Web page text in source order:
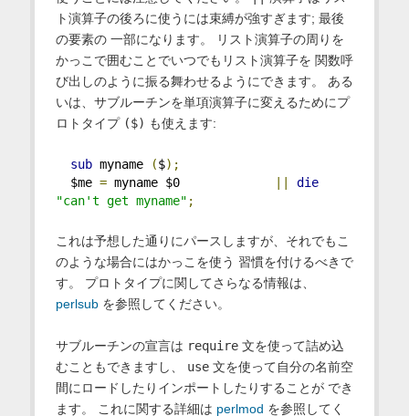
ト演算子の後ろに使うには束縛が強すぎます; 最後
の要素の 一部になります。 リスト演算子の周りを
かっこで囲むことでいつでもリスト演算子を 関数呼
び出しのように振る舞わせるようにできます。 ある
いは、サブルーチンを単項演算子に変えるためにプ
ロトタイプ ($) も使えます:
sub myname ($);
$me = myname $0
die
"can't get myname" ;
これは予想した通りにパースしますが、それでもこ
のような場合にはかっこを使う 習慣を付けるべきで
す。 プロトタイプに関してさらなる情報は、
perlsubを参照してください。
サブルーチンの宣言は require文を使って詰め込
むこともできますし、 use文を使って自分の名前空
間にロードしたりインポートしたりすることが でき
ます。 これに関する詳細は perlmod を参照してく